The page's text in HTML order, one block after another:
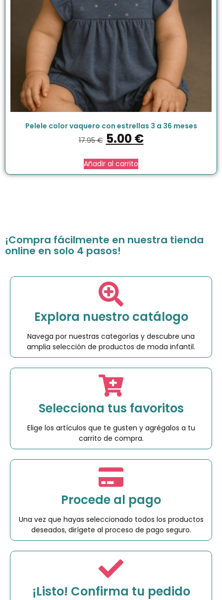
Pelele color vaquero con estrellas 3 a 36 meses
17.95€ 5.00€
Añadir al carrito
¡Compra fácilmente en nuestra tienda
online en solo 4 pasos!
Explora nuestro catálogo
Navega por nuestras categorías y descubre una
amplia selección de productos de moda infantil.
Selecciona tus favoritos
Elige los artículos que te gusten y agrégalos a tu
carrito de compra.
Procede al pago
Una vez que hayas seleccionado todos los productos
deseados, dirígete al proceso de pago seguro.
¡Listo! Confirma tu pedido